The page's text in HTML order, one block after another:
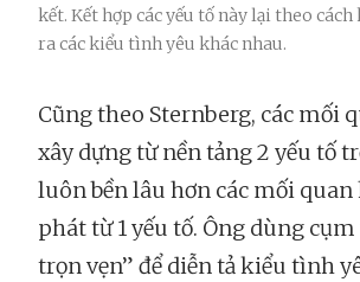
kết. Kết hợp các yếu tố này lại theo cách
ra các kiểu tình yêu khác nhau.
Cũng theo Sternberg, các mối
xây dựng từ nền tảng 2 yếu tố
luôn bền lâu hơn các mối quan
phát từ 1 yếu tố. Ông dùng
trọn vẹn” để diễn tả kiểu tình